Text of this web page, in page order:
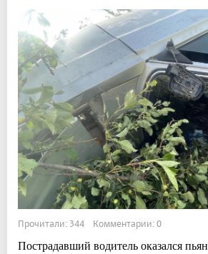
Прочитали: 344 Комментарии: 0
Пострадавший водитель оказался пьян